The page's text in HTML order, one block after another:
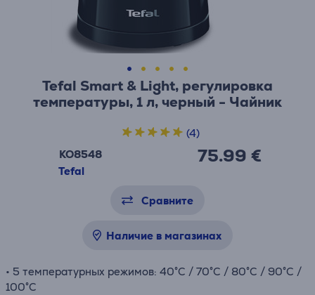
Tefal Smart & Light, pегулировка
температуры, 1 л, черный - Чайник
KO8548
Tefal
75.99 €
(4)
Сравните
Наличие в магазинах
• 5 температурных режимов: 40°C / 70°C / 80°C / 90°C /
100°C